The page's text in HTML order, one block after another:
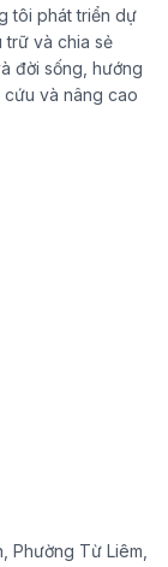
tôi phát triển dự
trữ và chia sẻ
đời sống, hướng
cứu và nâng cao
Phường Từ Liêm,